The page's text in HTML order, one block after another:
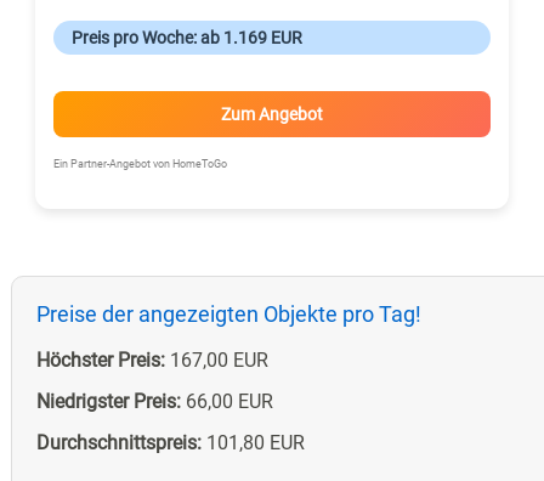
Preis pro Woche: ab 1.169 EUR
Zum Angebot
Ein Partner-Angebot von HomeToGo
Preise der angezeigten Objekte pro Tag!
Höchster Preis:167,00 EUR
Niedrigster Preis:66,00 EUR
Durchschnittspreis:101,80 EUR